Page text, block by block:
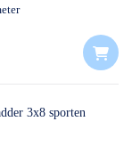
3x8 sporten